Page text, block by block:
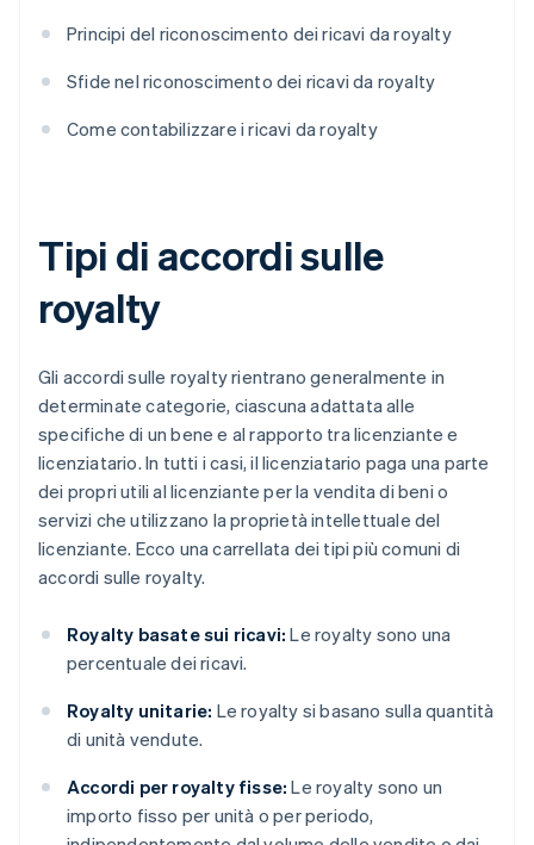
Principi del riconoscimento dei ricavi da royalty
Sfide nel riconoscimento dei ricavi da royalty
Come contabilizzare i ricavi da royalty
Tipi di accordi sulle
royalty
Gli accordi sulle royalty rientrano generalmente in
determinate categorie, ciascuna adattata alle
specifiche di un bene e al rapporto tra licenziante e
licenziatario. In tutti i casi, il licenziatario paga una parte
dei propri utili al licenziante per la vendita di beni o
servizi che utilizzano la proprietà intellettuale del
licenziante. Ecco una carrellata dei tipi più comuni di
accordi sulle royalty.
Royalty basate sui ricavi: Le royalty sono una
percentuale dei ricavi.
Royalty unitarie: Le royalty si basano sulla quantità
di unità vendute.
Accordi per royalty fisse: Le royalty sono un
importo fisso per unità o per periodo,